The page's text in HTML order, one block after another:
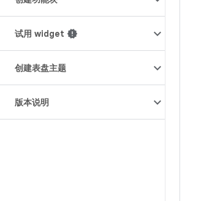
试用 widget
创建表盘主题
版本说明